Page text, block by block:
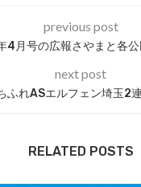
previous post
4月号の広報さやまと各公
next post
ふれASエルフェン埼玉2連
RELATED POSTS